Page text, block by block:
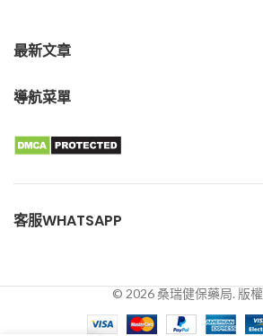
最新文章
導航菜單
客服WHATSAPP
© 2026 桑瑞健保藥局. 版